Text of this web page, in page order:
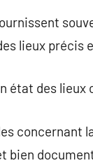
lieux précis
état des lieux
concernant
bien